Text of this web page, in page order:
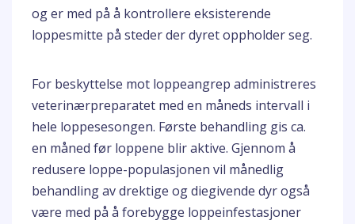
og er med på å kontrollere eksisterende
loppesmitte på steder der dyret oppholder seg.
For beskyttelse mot loppeangrep administreres
veterinærpreparatet med en måneds intervall i
hele loppesesongen. Første behandling gis ca.
en måned før loppene blir aktive. Gjennom å
redusere loppe-populasjonen vil månedlig
behandling av drektige og diegivende dyr også
være med på å forebygge loppeinfestasjoner